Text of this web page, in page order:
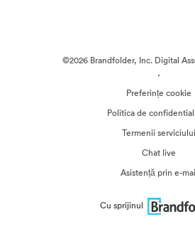
©2026 Brandfolder, Inc. Digital
·
Preferințe cookie
Politica de
Termenii serviciului
Chat live
Asistență prin e-
Cu sprijinul